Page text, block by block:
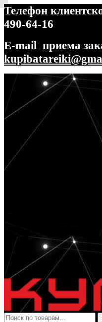
Телефон
490-64-16
E-mail приема
Перейти
навигации
Перейти
содержимому
Искать: